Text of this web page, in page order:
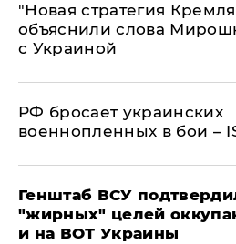
"Новая стратегия
объяснили слова
с Украиной
РФ бросает украинских
военнопленных в бои –
Генштаб ВСУ
"жирных" целей
и на ВОТ Украины